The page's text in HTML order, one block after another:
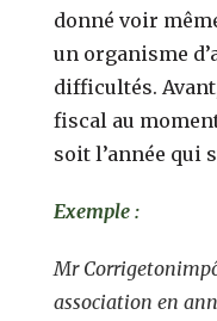
donné voir
un organisme
difficultés.
fiscal au
soit l’année qui
Exemple :
Mr
association en